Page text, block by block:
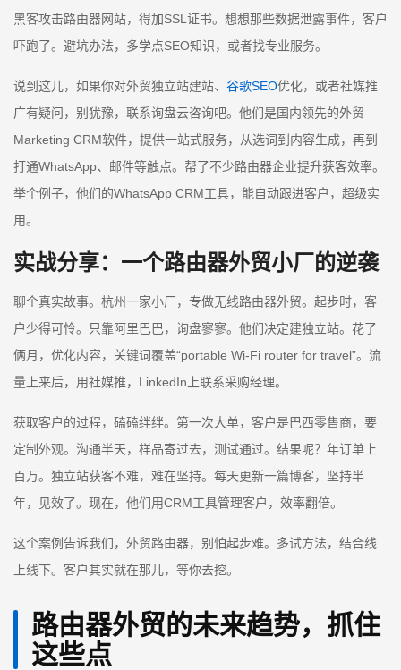
黑客攻击路由器网站，得加SSL证书。想想那些数据泄露事件，客户
吓跑了。避坑办法，多学点SEO知识，或者找专业服务。
说到这儿，如果你对外贸独立站建站、 谷歌SEO优化，或者社媒推
广有疑问，别犹豫，联系询盘云咨询吧。他们是国内领先的外贸
Marketing CRM软件，提供一站式服务，从选词到内容生成，再到
打通WhatsApp、邮件等触点。帮了不少路由器企业提升获客效率。
举个例子，他们的WhatsApp CRM工具，能自动跟进客户，超级实
用。
实战分享：一个路由器外贸小厂的逆袭
聊个真实故事。杭州一家小厂，专做无线路由器外贸。起步时，客
户少得可怜。只靠阿里巴巴，询盘寥寥。他们决定建独立站。花了
俩月，优化内容，关键词覆盖“portable Wi-Fi router for travel”。流
量上来后，用社媒推，LinkedIn上联系采购经理。
获取客户的过程，磕磕绊绊。第一次大单，客户是巴西零售商，要
定制外观。沟通半天，样品寄过去，测试通过。结果呢？年订单上
百万。独立站获客不难，难在坚持。每天更新一篇博客，坚持半
年，见效了。现在，他们用CRM工具管理客户，效率翻倍。
这个案例告诉我们，外贸路由器，别怕起步难。多试方法，结合线
上线下。客户其实就在那儿，等你去挖。
路由器外贸的未来趋势，抓住
这些点